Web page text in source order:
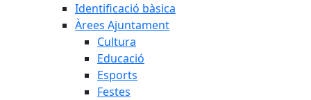
Identificació bàsica
Àrees Ajuntament
Cultura
Educació
Esports
Festes